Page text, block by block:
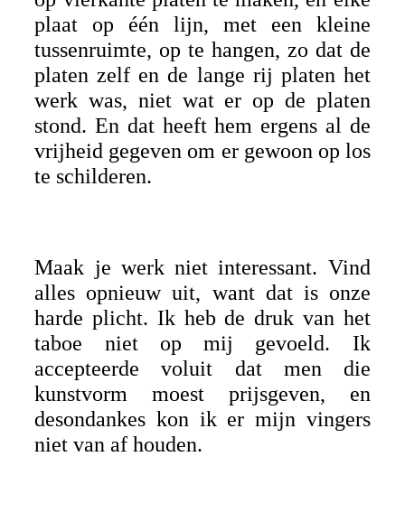
plaat op één lijn, met een kleine
tussenruimte, op te hangen, zo dat de
platen zelf en de lange rij platen het
werk was, niet wat er op de platen
stond. En dat heeft hem ergens al de
vrijheid gegeven om er gewoon op los
te schilderen.
Maak je werk niet interessant. Vind
alles opnieuw uit, want dat is onze
harde plicht. Ik heb de druk van het
taboe niet op mij gevoeld. Ik
accepteerde voluit dat men die
kunstvorm moest prijsgeven, en
desondankes kon ik er mijn vingers
niet van af houden.